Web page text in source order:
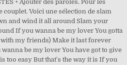
+ Ajouter des paroles. Pour les
Voici une sélection de slam
and wind it all around Slam your
If you wanna be my lover You gotta
my friends) Make it last forever
be my lover You have got to give
too easy But that's the way it is If you